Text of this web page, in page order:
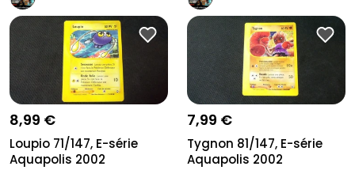
Rétro Pro
8,99 €
Loupio 71/147, E-série
Aquapolis 2002
Rétro Pro
7,99 €
Tygnon 81/147, E-série
Aquapolis 2002